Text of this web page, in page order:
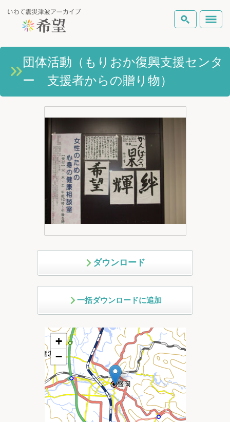
いわて震災津波アーカイブとは
岩手県の被害状況
ピックアップコンテンツ
Foreign Laguage
検索
団体活動（もりおか復興支援センタ
ー 支援者からの贈り物）
ダウンロード
一括ダウンロードに追加
+
−